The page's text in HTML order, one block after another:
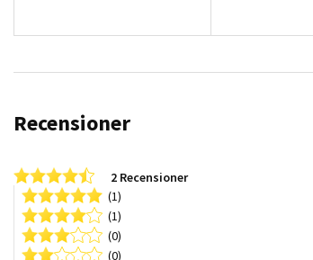
Recensioner
4.5 star rating
2 Recensioner
(1)
(1)
(0)
(0)